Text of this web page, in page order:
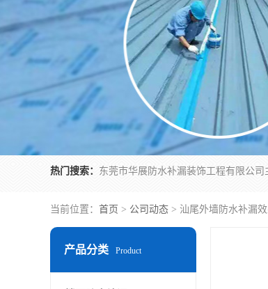
热门搜索：
当前位置： 首页 > 公司动态 > 汕尾外墙防水补漏
产品分类 Product